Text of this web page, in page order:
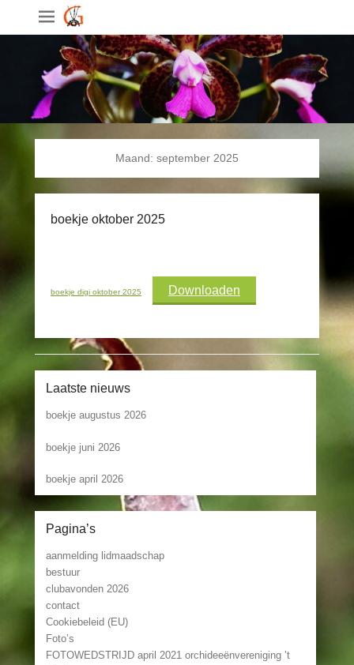
Maand: september 2025
boekje oktober 2025
boekje digi oktober 2025 Downloaden
Laatste nieuws
boekje augustus 2026
boekje juni 2026
boekje april 2026
Pagina’s
aanmelding lidmaadschap
bestuur
clubavonden 2026
contact
Cookiebeleid (EU)
Foto’s
FOTOWEDSTRIJD april 2021 orchideeënvereniging ’t